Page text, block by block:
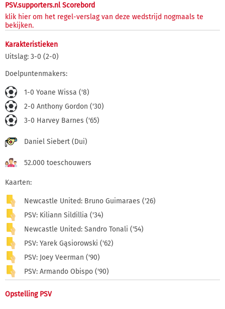
PSV.supporters.nl Scorebord
klik hier om het regel-verslag van deze wedstrijd nogmaals te
bekijken.
Karakteristieken
Uitslag: 3-0 (2-0)
Doelpuntenmakers:
1-0 Yoane Wissa ('8)
2-0 Anthony Gordon ('30)
3-0 Harvey Barnes ('65)
Daniel Siebert (Dui)
52.000 toeschouwers
Kaarten:
Newcastle United: Bruno Guimaraes ('26)
PSV: Kiliann Sildillia ('34)
Newcastle United: Sandro Tonali ('54)
PSV: Yarek Gąsiorowski ('62)
PSV: Joey Veerman ('90)
PSV: Armando Obispo ('90)
Opstelling PSV